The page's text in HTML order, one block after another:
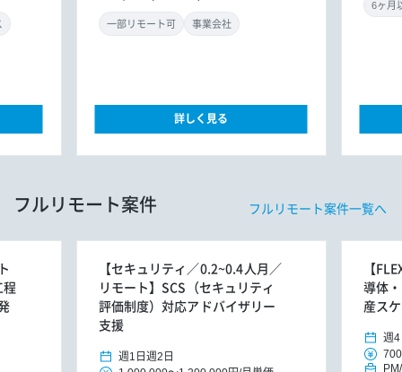
一部リモート可 事業会社
詳しく見る
フルリモート案件 フルリモート案件一覧へ
程
【セキュリティ／0.2~0.4人月／
リモート】SCS（セキュリティ
評価制度）対応アドバイザリー
支援
週1日 週2日
【
導体
産ス
週4